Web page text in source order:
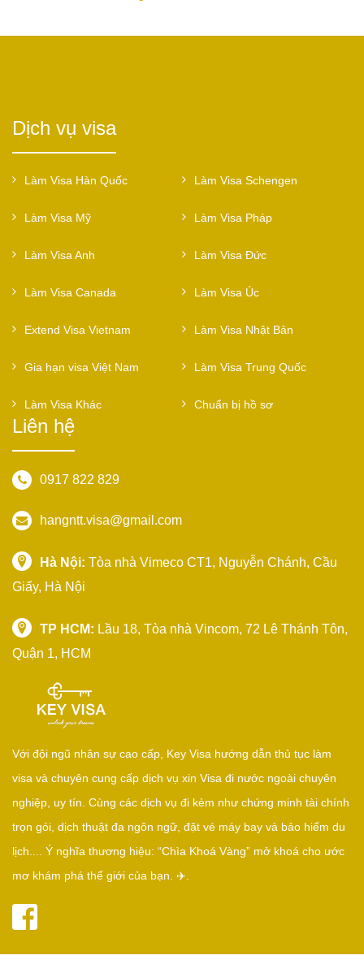
Dịch vụ visa
Làm Visa Hàn Quốc Làm Visa Schengen
Làm Visa Mỹ Làm Visa Pháp
Làm Visa Anh Làm Visa Đức
Làm Visa Canada Làm Visa Úc
Extend Visa Vietnam Làm Visa Nhật Bản
Gia hạn visa Việt Nam Làm Visa Trung Quốc
Làm Visa Khác Chuẩn bị hồ sơ
Liên hệ
0917 822 829
hangntt.visa@gmail.com
Hà Nội: Tòa nhà Vimeco CT1, Nguyễn Chánh, Cầu
Giấy, Hà Nội
TP HCM: Lầu 18, Tòa nhà Vincom, 72 Lê Thánh Tôn,
Quận 1, HCM
Với đội ngũ nhân sự cao cấp, Key Visa hướng dẫn thủ tục làm
visa và chuyên cung cấp dịch vụ xin Visa đi nước ngoài chuyên
nghiệp, uy tín. Cùng các dịch vụ đi kèm như chứng minh tài chính
trọn gói, dịch thuật đa ngôn ngữ, đặt vé máy bay và bảo hiểm du
lịch.... Ý nghĩa thương hiệu: “Chìa Khoá Vàng” mở khoá cho ước
mơ khám phá thế giới của bạn. ✈️.